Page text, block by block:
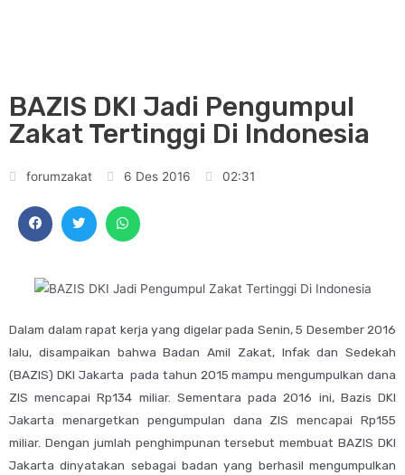
BAZIS DKI Jadi Pengumpul
Zakat Tertinggi Di Indonesia
forumzakat 6 Des 2016 02:31
Dalam dalam rapat kerja yang digelar pada Senin, 5 Desember 2016
lalu, disampaikan bahwa Badan Amil Zakat, Infak dan Sedekah
(BAZIS) DKI Jakarta pada tahun 2015 mampu mengumpulkan dana
ZIS mencapai Rp134 miliar. Sementara pada 2016 ini, Bazis DKI
Jakarta menargetkan pengumpulan dana ZIS mencapai Rp155
miliar. Dengan jumlah penghimpunan tersebut membuat BAZIS DKI
Jakarta dinyatakan sebagai badan yang berhasil mengumpulkan